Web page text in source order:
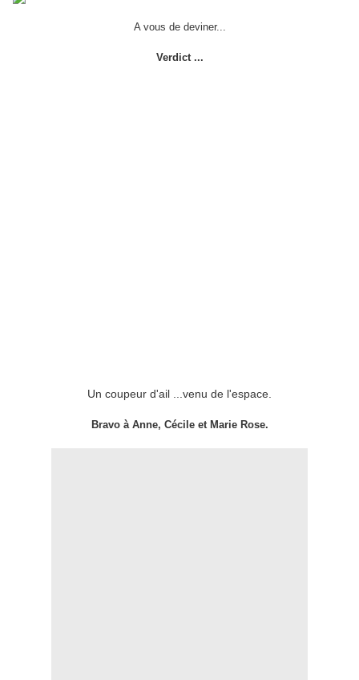
A vous de deviner...
Verdict ...
Un coupeur d'ail ...venu de l'espace.
Bravo à Anne, Cécile et Marie Rose.